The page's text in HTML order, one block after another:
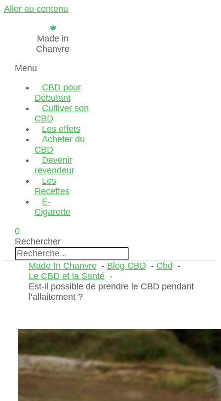
Aller au contenu
Made in
Chanvre
Menu
CBD pour
Débutant
Cultiver son
CBD
Les effets
Acheter du
CBD
Devenir
revendeur
Les
Recettes
E-
Cigarette
0
Rechercher
Made In Chanvre Blog CBD
Cbd
Le CBD et la Santé
Est-il possible de prendre le CBD pendant
l’allaitement ?